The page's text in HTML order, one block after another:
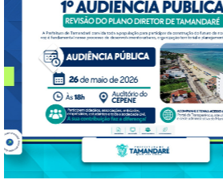
Previous